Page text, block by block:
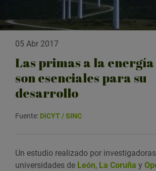
05 Abr 2017
Las primas a la
son esenciales para su
desarrollo
Fuente: DiCYT / SINC
Un estudio realizado por
universidades de León, La Coruña y